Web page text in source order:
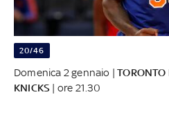
20/46
Domenica 2 gennaio |TORONTO
KNICKS | ore 21.30